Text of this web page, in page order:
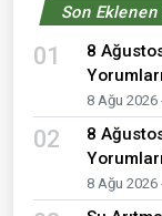
Son
01
8
Yorumları
8 Ağu 2026
02
8
8 Ağu 2026